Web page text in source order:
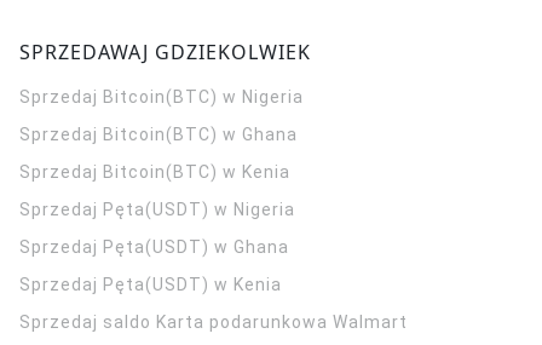
SPRZEDAWAJ GDZIEKOLWIEK
Sprzedaj Bitcoin(BTC) w Nigeria
Sprzedaj Bitcoin(BTC) w Ghana
Sprzedaj Bitcoin(BTC) w Kenia
Sprzedaj Pęta(USDT) w Nigeria
Sprzedaj Pęta(USDT) w Ghana
Sprzedaj Pęta(USDT) w Kenia
Sprzedaj saldo Karta podarunkowa Walmart